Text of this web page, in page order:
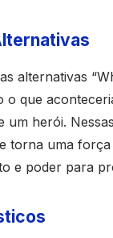
alternativas
o que
um herói.
torna uma
e poder para